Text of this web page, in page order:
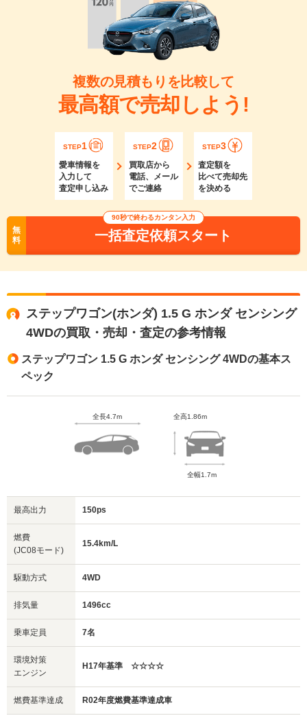
複数の見積もりを比較して
最高額で売却しよう!
STEP1
愛車情報を
入力して
査定申し込み
STEP2
買取店から
電話、メール
でご連絡
STEP3
査定額を
比べて売却先
を決める
無
料
90秒で終わるカンタン入力
一括査定依頼スタート
ステップワゴン(ホンダ) 1.5 G ホンダ センシング
4WDの買取・売却・査定の参考情報
ステップワゴン 1.5 G ホンダ センシング 4WDの基本ス
ペック
全長4.7m 全高1.86m
全幅1.7m
最高出力 150ps
燃費
(JC08モード)
15.4km/L
駆動方式 4WD
排気量 1496cc
乗車定員 7名
環境対策
エンジン
H17年基準 ☆☆☆☆
燃費基準達成 R02年度燃費基準達成車